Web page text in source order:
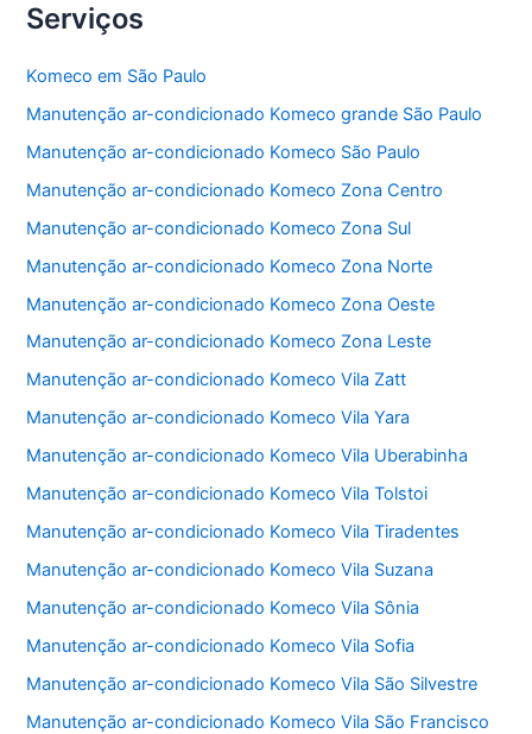
c
e
b
o
o
k
itt
er s
A
p
p
Serviços
Komeco em São Paulo
Manutenção ar-condicionado Komeco grande São Paulo
Manutenção ar-condicionado Komeco São Paulo
Manutenção ar-condicionado Komeco Zona Centro
Manutenção ar-condicionado Komeco Zona Sul
Manutenção ar-condicionado Komeco Zona Norte
Manutenção ar-condicionado Komeco Zona Oeste
Manutenção ar-condicionado Komeco Zona Leste
Manutenção ar-condicionado Komeco Vila Zatt
Manutenção ar-condicionado Komeco Vila Yara
Manutenção ar-condicionado Komeco Vila Uberabinha
Manutenção ar-condicionado Komeco Vila Tolstoi
Manutenção ar-condicionado Komeco Vila Tiradentes
Manutenção ar-condicionado Komeco Vila Suzana
Manutenção ar-condicionado Komeco Vila Sônia
Manutenção ar-condicionado Komeco Vila Sofia
Manutenção ar-condicionado Komeco Vila São Silvestre
Manutenção ar-condicionado Komeco Vila São Francisco